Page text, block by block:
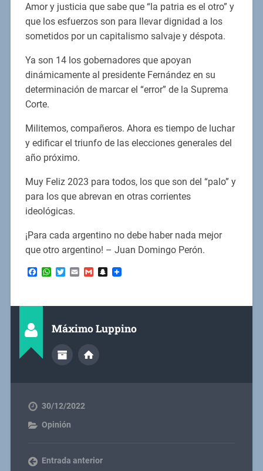
Amor y justicia que sabe que “la patria es el otro” y
que los esfuerzos son para llevar dignidad a los
sometidos por un capitalismo salvaje y déspota.
Ya son 14 los gobernadores que apoyan
dinámicamente al presidente Fernández en su
determinación de marcar el “error” de la Suprema
Corte.
Militemos, compañeros. Ahora es tiempo de luchar
y edificar el triunfo de las elecciones generales del
año próximo.
Muy Feliz 2023 para todos, los que son del “palo” y
para los que abrevan en otras corrientes
ideológicas.
¡Para cada argentino no debe haber nada mejor
que otro argentino! – Juan Domingo Perón.
Facebook
WhatsApp
Twitter
EmailGmailSnapchat
Máximo Luppino
30/12/2022
Opinión
Entrada anterior